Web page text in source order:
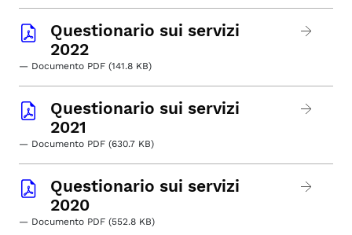
Questionario sui servizi
2022
— Documento PDF (141.8 KB)
Questionario sui servizi
2021
— Documento PDF (630.7 KB)
Questionario sui servizi
2020
— Documento PDF (552.8 KB)